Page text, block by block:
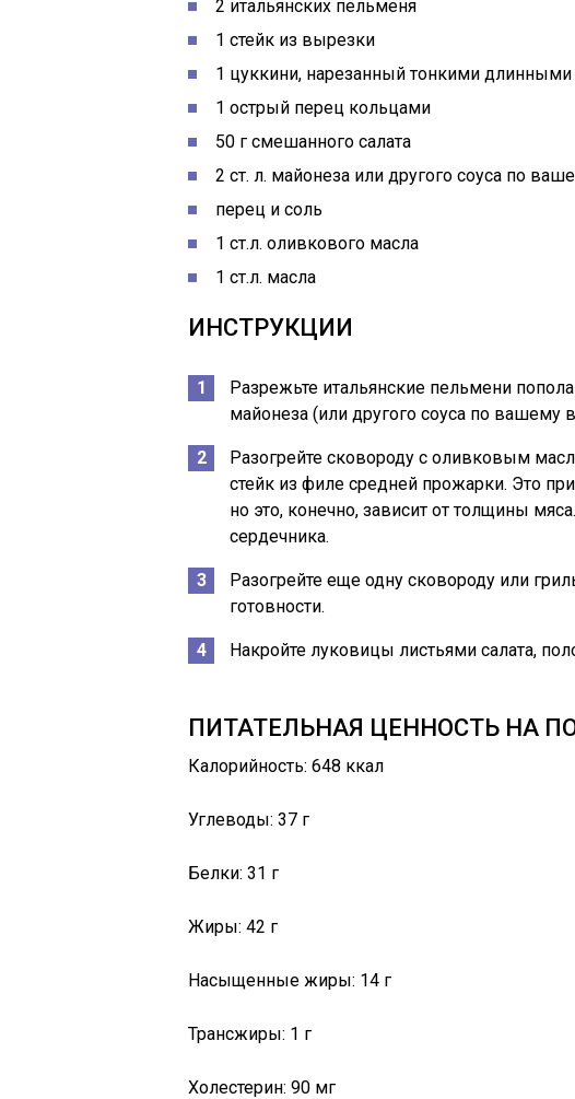
2 итальянских пельменя
1 стейк из вырезки
1 цуккини, нарезанный тонкими длинными
1 острый перец кольцами
50 г смешанного салата
2 ст. л. майонеза или другого соуса по
перец и соль
1 ст.л. оливкового масла
1 ст.л. масла
ИНСТРУКЦИИ
Разрежьте итальянские пельмени
майонеза (или другого соуса по вашему
Разогрейте сковороду с оливковым
стейк из филе средней прожарки. Это
но это, конечно, зависит от толщины
сердечника.
Разогрейте еще одну сковороду или
готовности.
Накройте луковицы листьями салата,
ПИТАТЕЛЬНАЯ ЦЕННОСТЬ НА
Калорийность: 648 ккал
Углеводы: 37 г
Белки: 31 г
Жиры: 42 г
Насыщенные жиры: 14 г
Трансжиры: 1 г
Холестерин: 90 мг